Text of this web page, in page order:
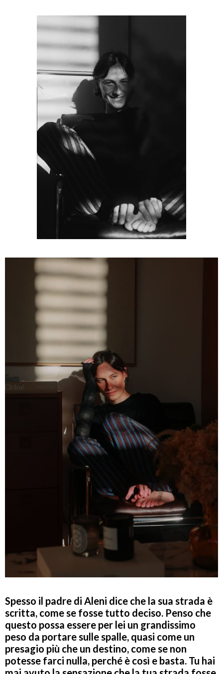
Spesso il padre di Aleni dice che la sua strada è
scritta, come se fosse tutto deciso. Penso che
questo possa essere per lei un grandissimo
peso da portare sulle spalle, quasi come un
presagio più che un destino, come se non
potesse farci nulla, perché è così e basta. Tu hai